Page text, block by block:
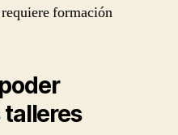
requiere formación